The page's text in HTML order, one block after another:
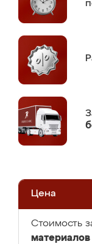
Цена
Стоимость
материалов